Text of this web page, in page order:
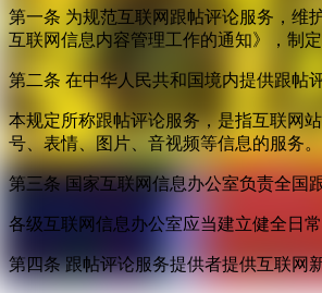
第一条 为规范互联网跟帖评论服务，维
互联网信息内容管理工作的通知》，制定
第二条 在中华人民共和国境内提供跟帖
本规定所称跟帖评论服务，是指互联网
号、表情、图片、音视频等信息的服务。
第三条 国家互联网信息办公室负责全国
各级互联网信息办公室应当建立健全日
第四条 跟帖评论服务提供者提供互联网